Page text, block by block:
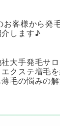
お客様から発
します♪
大手発毛サ
クステ増毛
毛の悩みの